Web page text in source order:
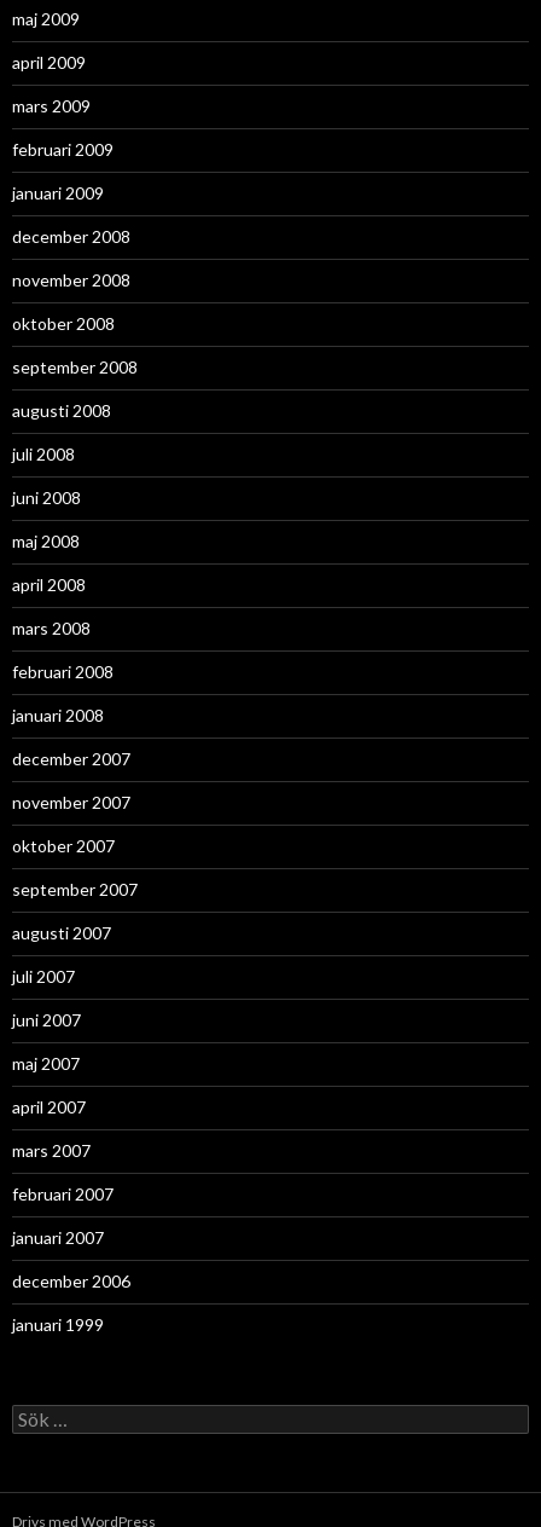
maj 2009
april 2009
mars 2009
februari 2009
januari 2009
december 2008
november 2008
oktober 2008
september 2008
augusti 2008
juli 2008
juni 2008
maj 2008
april 2008
mars 2008
februari 2008
januari 2008
december 2007
november 2007
oktober 2007
september 2007
augusti 2007
juli 2007
juni 2007
maj 2007
april 2007
mars 2007
februari 2007
januari 2007
december 2006
januari 1999
Sök
efter:
Drivs med WordPress